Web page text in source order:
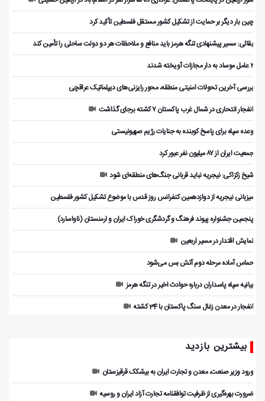
چین بار دیگر بر حمایت از تشکیل کشور مستقل فلسطین تأکید کرد
بقائی: مسیر پیشنهادی تنگه هرمز باید منافع و ملاحظات هر دو دولت ساحلی را تأمین کند
۲ عامل موساد به دار مجازات آویخته شدند
بررسی آخرین تحولات امنیتی منطقه، محور رایزنی‌های دیپلماتیک عراقچی
انفجار انتحاری در شمال غرب پاکستان ۷ کشته برجای گذاشت
وعده سپاه برای پاسخ کوبنده به جنایات رژیم صهیونیستی
جمعیت ایران از ۸۷ میلیون نفر عبور کرد
شیخ زکزاکی: نیجریه نباید قربانی جنگ‌های منطقه‌ای شود
میزبانی نیجریه از دوازدهمین کنفرانس روز قدس با موضوع تشکیل کشور فلسطین
پنجمین جشنواره پیوند فرهنگ و گردشگر‌ی خوراک ایران و ارمنستان (ناواسارد)
نمایش اقتدار در مسیر اربعین
حماس آماده مرحله دوم آتش بس می‌شود
بیانیه سپاه پاسداران درباره حوادث اخیر در تنگه هرمز
انفجار در معدن زغال سنگ پاکستان با 34 کشته
بیشترین بازدید
ورود وزیر صنعت، معدن و تجارت ایران به بیشکک قرقیزستان
ضرورت بهره‌گیری از ظرفیت توافقنامه تجارت آزاد ایران و روسیه